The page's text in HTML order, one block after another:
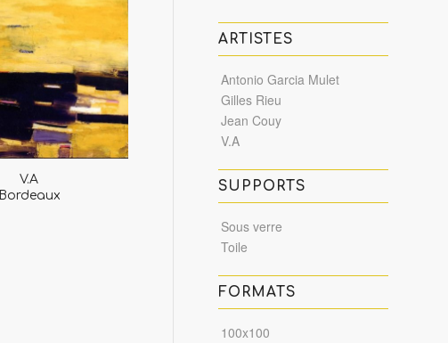
V.A
Bordeaux
ARTISTES
Antonio Garcia Mulet
Gilles Rieu
Jean Couy
V.A
SUPPORTS
Sous verre
Toile
FORMATS
100x100